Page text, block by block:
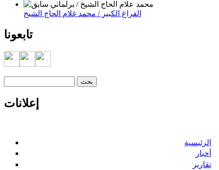
الفراغ الكبير / محمد غلام الحاج الشيخ
تابعونا
إعلانات
الرئيسية
أخبار
تقارير